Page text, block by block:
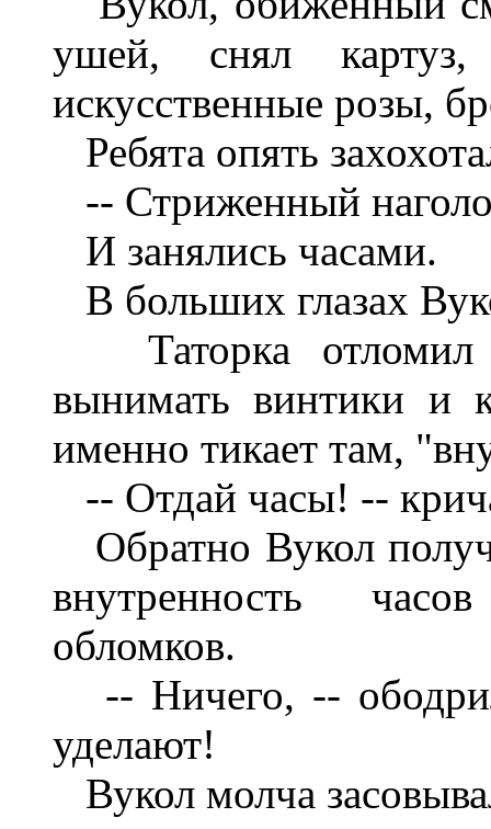
ушей, снял
искусственные розы,
Ребята опять
-- Стриженный
И занялись часами.
В больших глазах
Таторка отломил
вынимать винтики и
именно тикает там,
-- Отдай часы! --
Обратно Вукол
внутренность
обломков.
-- Ничего, --
уделают!
Вукол молча